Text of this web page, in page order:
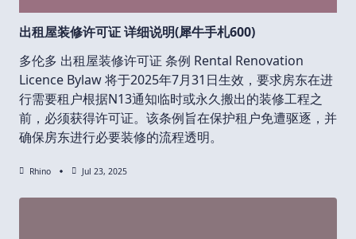
出租屋装修许可证 详细说明(犀牛手札600)
多伦多 出租屋装修许可证 条例 Rental Renovation
Licence Bylaw 将于2025年7月31日生效，要求房东在进
行需要租户根据N13通知临时或永久搬出的装修工程之
前，必须获得许可证。该条例旨在保护租户免遭驱逐，并
确保房东进行必要装修的流程透明。
Rhino Jul 23, 2025